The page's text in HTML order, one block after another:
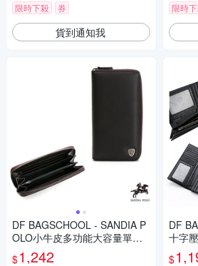
限時下殺 券
貨到通知我
DF BAGSCHOOL - SANDIA P
OLO小牛皮多功能大容量單拉
鍊長夾
$1,242
限時
DF
十字
$